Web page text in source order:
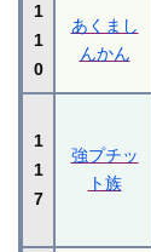
1
1
0
あくまし
んかん
1
1
7
強プチッ
ト族